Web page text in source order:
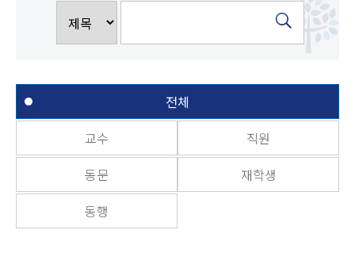
전체
교수
직원
동문
재학생
동행